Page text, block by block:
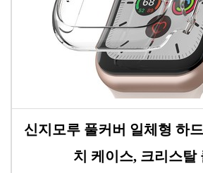
신지모루 풀커버 일체형 하
치 케이스, 크리스탈